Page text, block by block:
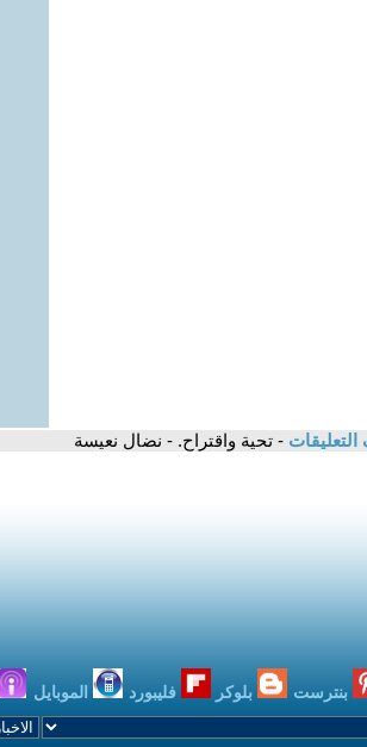
- تحية واقتراح. - نضال نعيسة
بنترست بلوكر فليبورد الموبايل